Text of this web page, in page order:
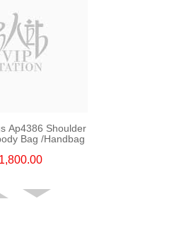
Ap4386 Shoulder
Bag /Handbag